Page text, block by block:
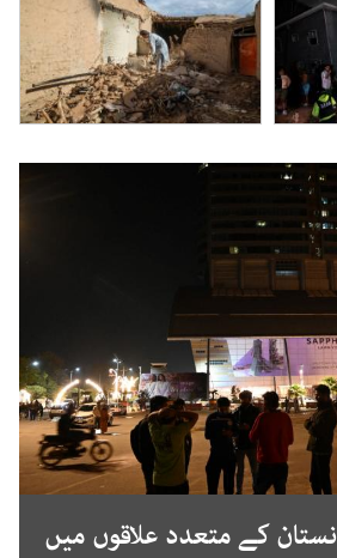
کے متعدد علاقوں میں